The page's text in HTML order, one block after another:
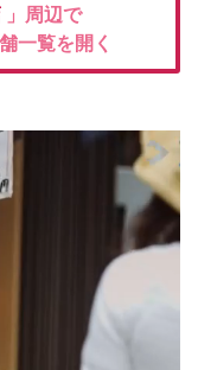
」周辺で
一覧を開く